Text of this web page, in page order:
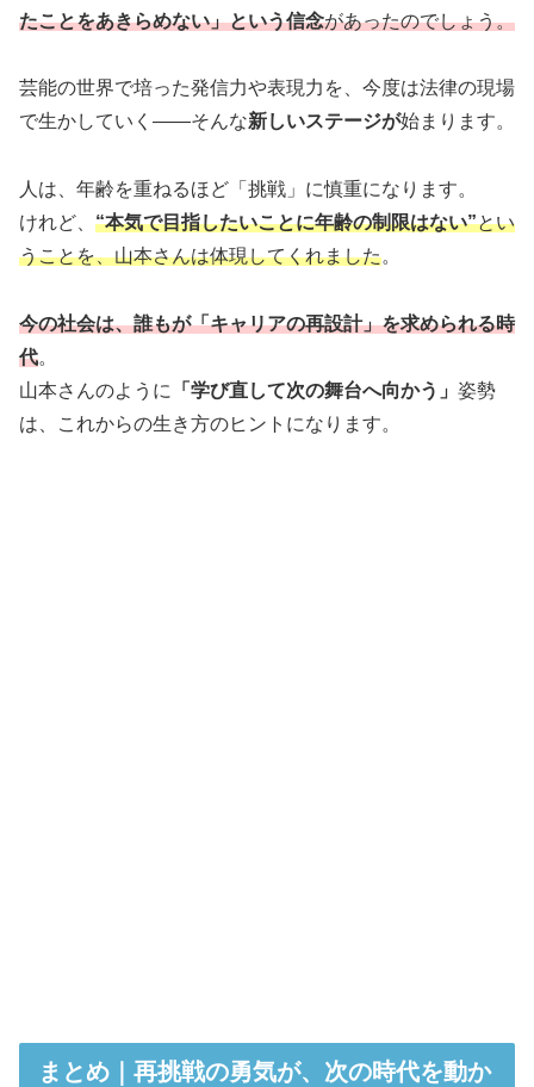
たことをあきらめない」という信念があったのでしょう。
芸能の世界で培った発信力や表現力を、今度は法律の現場
で生かしていく――そんな新しいステージが始まります。
人は、年齢を重ねるほど「挑戦」に慎重になります。
けれど、 “本気で目指したいことに年齢の制限はない”とい
うことを、山本さんは体現してくれました。
今の社会は、誰もが「キャリアの再設計」を求められる時
代。
山本さんのように
「学び直して次の舞台へ向かう」 姿勢
は、これからの生き方のヒントになります。
まとめ｜再挑戦の勇気が、次の時代を動か